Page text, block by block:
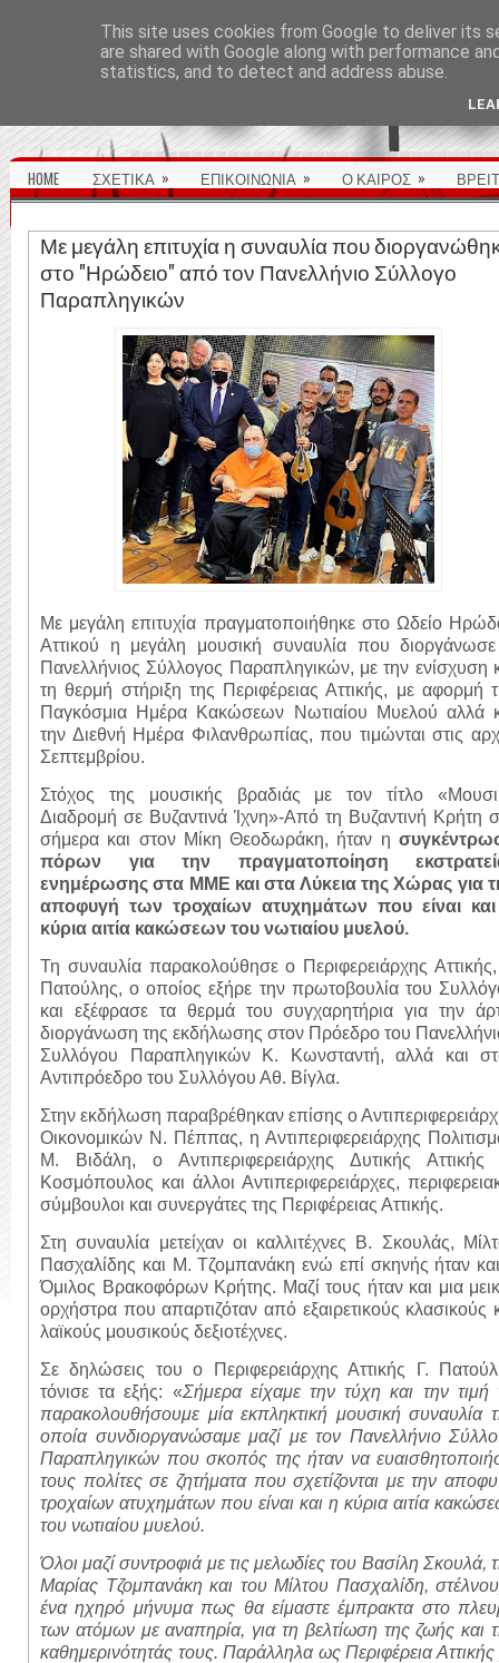
HOME ΣΧΕΤΙΚΑ » ΕΠΙΚΟΙΝΩΝΙΑ » Ο ΚΑΙΡΟΣ »
Με μεγάλη επιτυχία η συναυλία που
στο "Ηρώδειο" από τον Πανελλήνιο Σύλλογο
Παραπληγικών
Με μεγάλη επιτυχία πραγματοποιήθηκε στο Ωδείο
Αττικού η μεγάλη μουσική συναυλία που
Πανελλήνιος Σύλλογος Παραπληγικών, με την ενίσχυση
τη θερμή στήριξη της Περιφέρειας Αττικής, με αφορμή
Παγκόσμια Ημέρα Κακώσεων Νωτιαίου Μυελού αλλά
την Διεθνή Ημέρα Φιλανθρωπίας, που τιμώνται στις
Σεπτεμβρίου.
Στόχος της μουσικής βραδιάς με τον τίτλο
Διαδρομή σε Βυζαντινά Ίχνη»-Από τη Βυζαντινή Κρήτη
σήμερα και στον Μίκη Θεοδωράκη, ήταν η
πόρων για την πραγματοποίηση
ενημέρωσης στα ΜΜΕ και στα Λύκεια της Χώρας για
αποφυγή των τροχαίων ατυχημάτων που είναι
κύρια αιτία κακώσεων του νωτιαίου μυελού.
Τη συναυλία παρακολούθησε ο Περιφερειάρχης
Πατούλης, ο οποίος εξήρε την πρωτοβουλία του
και εξέφρασε τα θερμά του συγχαρητήρια για την
διοργάνωση της εκδήλωσης στον Πρόεδρο του
Συλλόγου Παραπληγικών Κ. Κωνσταντή, αλλά και
Αντιπρόεδρο του Συλλόγου Αθ. Βίγλα.
Στην εκδήλωση παραβρέθηκαν επίσης ο
Οικονομικών Ν. Πέππας, η Αντιπεριφερειάρχης
Μ. Βιδάλη, ο Αντιπεριφερειάρχης Δυτικής
Κοσμόπουλος και άλλοι Αντιπεριφερειάρχες,
σύμβουλοι και συνεργάτες της Περιφέρειας Αττικής.
Στη συναυλία μετείχαν οι καλλιτέχνες Β. Σκουλάς,
Πασχαλίδης και Μ. Τζομπανάκη ενώ επί σκηνής ήταν
Όμιλος Βρακοφόρων Κρήτης. Μαζί τους ήταν και μια
ορχήστρα που απαρτιζόταν από εξαιρετικούς κλασικούς
λαϊκούς μουσικούς δεξιοτέχνες.
Σε δηλώσεις του ο Περιφερειάρχης Αττικής Γ.
τόνισε τα εξής: «Σήμερα είχαμε την τύχη και την τιμή
παρακολουθήσουμε μία εκπληκτική μουσική συναυλία
οποία συνδιοργανώσαμε μαζί με τον Πανελλήνιο
Παραπληγικών που σκοπός της ήταν να
τους πολίτες σε ζητήματα που σχετίζονται με την
τροχαίων ατυχημάτων που είναι και η κύρια αιτία
του νωτιαίου μυελού.
Όλοι μαζί συντροφιά με τις μελωδίες του Βασίλη Σκουλά,
Μαρίας Τζομπανάκη και του Μίλτου Πασχαλίδη,
ένα ηχηρό μήνυμα πως θα είμαστε έμπρακτα στο
των ατόμων με αναπηρία, για τη βελτίωση της ζωής και
καθημερινότητάς τους. Παράλληλα ως Περιφέρεια Αττικής
This site uses cookies from Google to deliver its
are shared with Google along with performance
statistics, and to detect and address abuse.